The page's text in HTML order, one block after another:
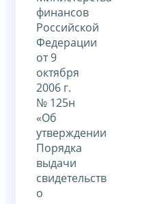
финансов
Российской
Федерации
от 9
октября
2006 г.
№ 125н
«Об
утверждении
Порядка
выдачи
свидетельств
о